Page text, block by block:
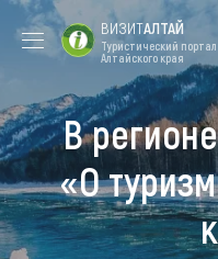
Форум VISIT
ALTAI
Туры
Где побывать
ВИЗИТАЛТАЙ
Туристический портал
Алтайского края
В
«О